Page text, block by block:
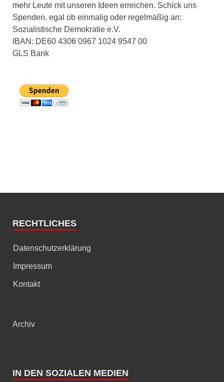
mehr Leute mit unseren Ideen erreichen. Schick uns
Spenden, egal ob einmalig oder regelmäßig an:
Sozialistische Demokratie e.V.
IBAN: DE60 4306 0967 1024 9547 00
GLS Bank
RECHTLICHES
Datenschutzerklärung
Impressum
Kontakt
Archiv
IN DEN SOZIALEN MEDIEN